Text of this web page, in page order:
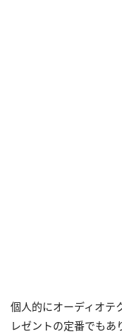
個人的にオーディオテ
レゼントの定番でもあ